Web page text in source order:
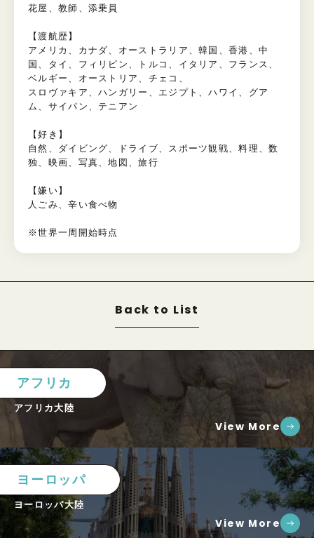
花屋、教師、添乗員
【渡航歴】
アメリカ、カナダ、オーストラリア、韓国、香港、中
国、タイ、フィリピン、トルコ、イタリア、フランス、
ベルギー、オーストリア、チェコ、
スロヴァキア、ハンガリー、エジプト、ハワイ、グア
ム、サイパン、テニアン
【好き】
自然、ダイビング、ドライブ、スポーツ観戦、料理、数
独、映画、写真、地図、旅行
【嫌い】
人ごみ、辛い食べ物
※世界一周開始時点
Back to List
アフリカ
アフリカ大陸
View More
ヨーロッパ
ヨーロッパ大陸
View More